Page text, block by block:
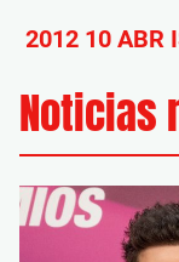
2012 10 ABR
Noticias